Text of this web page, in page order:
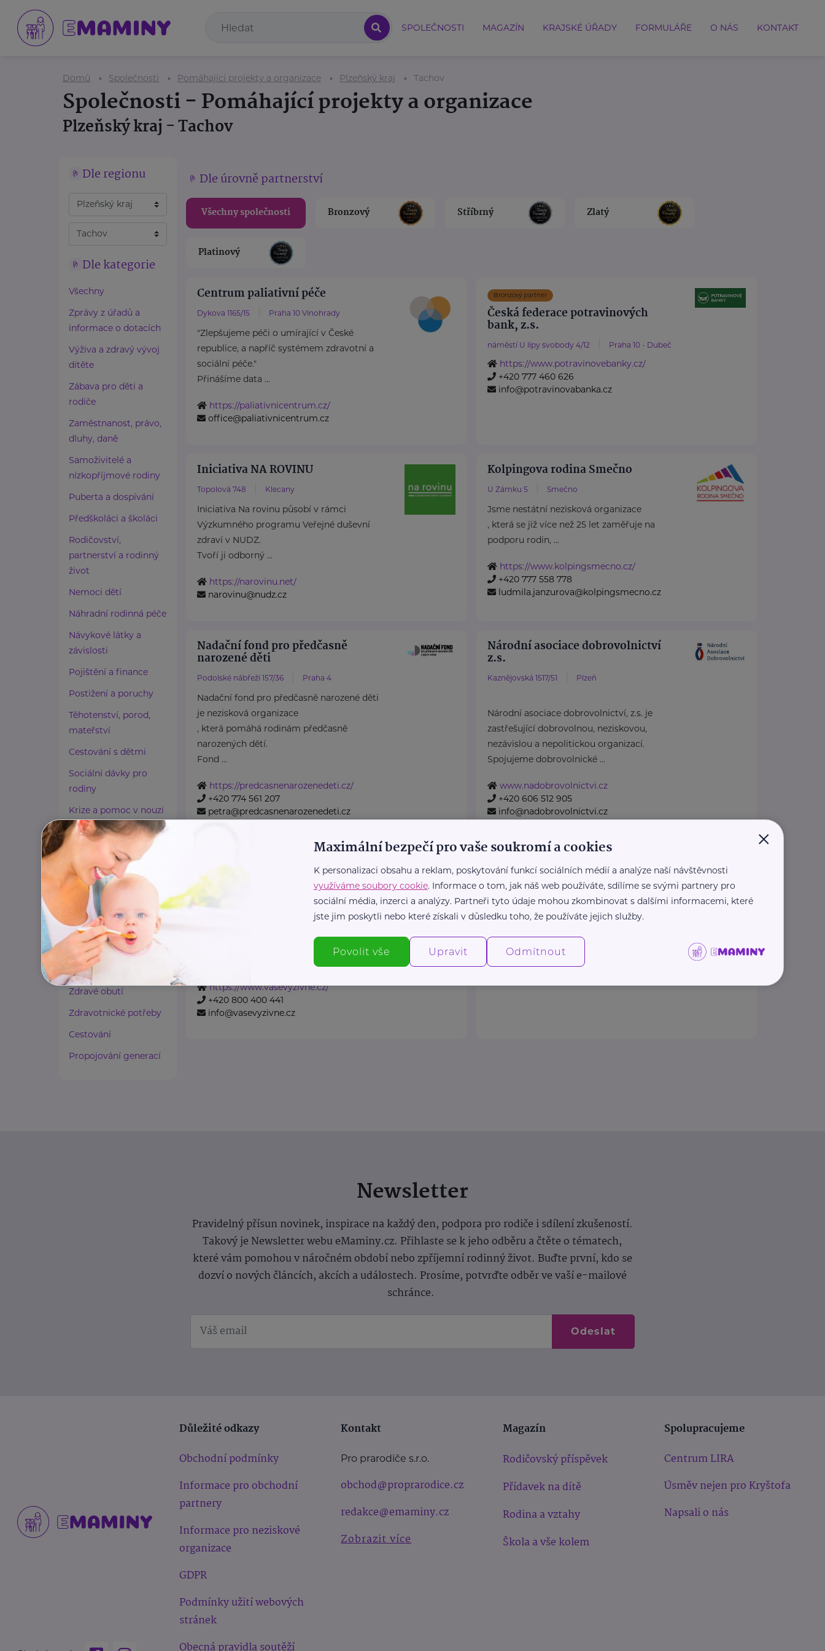
SPOLEČNOSTI MAGAZÍN KRAJSKÉ ÚŘADY FORMULÁŘE O NÁS KONTAKT
Domů Společnosti Pomáhající projekty a organizace Plzeňský kraj Tachov
Společnosti - Pomáhající projekty a organizace
Plzeňský kraj - Tachov
Dle regionu
Dle kategorie
Všechny
Zprávy z úřadů a
informace o dotacích
Výživa a zdravý vývoj
dítěte
Zábava pro děti a
rodiče
Zaměstnanost, právo,
dluhy, daně
Samoživitelé a
nízkopříjmové rodiny
Puberta a dospívání
Předškoláci a školáci
Rodičovství,
partnerství a rodinný
život
Nemoci dětí
Náhradní rodinná péče
Návykové látky a
závislosti
Pojištění a finance
Postižení a poruchy
Těhotenství, porod,
mateřství
Cestování s dětmi
Sociální dávky pro
rodiny
Krize a pomoc v nouzi
Paliativní péče
Rady a tipy
Harmonie duše a těla
Zaměstnávání osob ze
zdravotním
postižením
Lázeňství a wellness
Zdravé spaní a sezení
Zdravé obutí
Zdravotnické potřeby
Cestování
Propojování generací
Dle úrovně partnerství
Všechny společnosti Bronzový Stříbrný Zlatý
Platinový
Centrum paliativní péče
Dykova 1165/15 Praha 10 Vinohrady
"Zlepšujeme péči o umírající v České
republice, a napříč systémem zdravotní a
sociální péče."
Přinášíme data ...
https://paliativnicentrum.cz/
office@paliativnicentrum.cz
Bronzový partner
Česká federace potravinových
bank, z.s.
náměstí U lípy svobody 4/12 Praha 10 - Dubeč
https://www.potravinovebanky.cz/
+420 777 460 626
info@potravinovabanka.cz
Iniciativa NA ROVINU
Topolová 748 Klecany
Iniciativa Na rovinu působí v rámci
Výzkumného programu Veřejné duševní
zdraví v NUDZ.
Tvoří ji odborný ...
https://narovinu.net/
narovinu@nudz.cz
Kolpingova rodina Smečno
U Zámku 5 Smečno
Jsme nestátní nezisková organizace
, která se již více než 25 let zaměřuje na
podporu rodin, ...
https://www.kolpingsmecno.cz/
+420 777 558 778
ludmila.janzurova@kolpingsmecno.cz
Nadační fond pro předčasně
narozené děti
Podolské nábřeží 157/36 Praha 4
Nadační fond pro předčasně narozené děti
je nezisková organizace
, která pomáhá rodinám předčasně
narozených dětí.
Fond ...
https://predcasnenarozenedeti.cz/
+420 774 561 207
petra@predcasnenarozenedeti.cz
Národní asociace dobrovolnictví
z.s.
Kaznějovská 1517/51 Plzeň
Národní asociace dobrovolnictví, z.s. je
zastřešující dobrovolnou, neziskovou,
nezávislou a nepolitickou organizací.
Spojujeme dobrovolnické ...
www.nadobrovolnictvi.cz
+420 606 512 905
info@nadobrovolnictvi.cz
Projekt VašeVýživné.cz, Asociace
neúplných rodin z.s.
https://www.vasevyzivne.cz/
+420 800 400 441
info@vasevyzivne.cz
Týdny pro duševní zdraví
Topolová 748 Klecany
Týdny pro duševní zdraví se staly největší
multižánrovou osvětovou kampaní o
Newsletter
Pravidelný přísun novinek, inspirace na každý den, podpora pro rodiče i sdílení zkušeností.
Takový je Newsletter webu eMaminy.cz. Přihlaste se k jeho odběru a čtěte o tématech,
které vám pomohou v náročném období nebo zpříjemní rodinný život. Buďte první, kdo se
dozví o nových článcích, akcích a událostech. Prosíme, potvrďte odběr ve vaší e-mailové
schránce.
Odeslat
Důležité odkazy
Obchodní podmínky
Informace pro obchodní
partnery
Informace pro neziskové
organizace
GDPR
Podmínky užití webových
stránek
Obecná pravidla soutěží
Kontakt
Pro prarodiče s.r.o.
obchod@proprarodice.cz
redakce@emaminy.cz
Zobrazit více
Magazín
Rodičovský příspěvek
Přídavek na dítě
Rodina a vztahy
Škola a vše kolem
Spolupracujeme
Centrum LIRA
Úsměv nejen pro Kryštofa
Napsali o nás
×
Maximální bezpečí pro vaše soukromí a cookies
K personalizaci obsahu a reklam, poskytování funkcí sociálních médií a analýze naší návštěvnosti
využíváme soubory cookie. Informace o tom, jak náš web používáte, sdílíme se svými partnery pro
sociální média, inzerci a analýzy. Partneři tyto údaje mohou zkombinovat s dalšími informacemi, které
jste jim poskytli nebo které získali v důsledku toho, že používáte jejich služby.
Povolit vše Upravit Odmítnout